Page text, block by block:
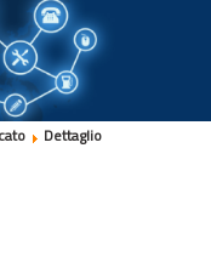
Dettaglio